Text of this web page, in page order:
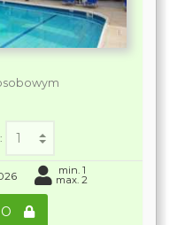
min. 1
max. 2